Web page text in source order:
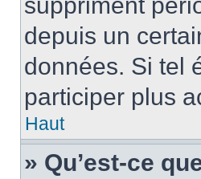
depuis un
données. Si tel
participer plus
Haut
» Qu’est-ce